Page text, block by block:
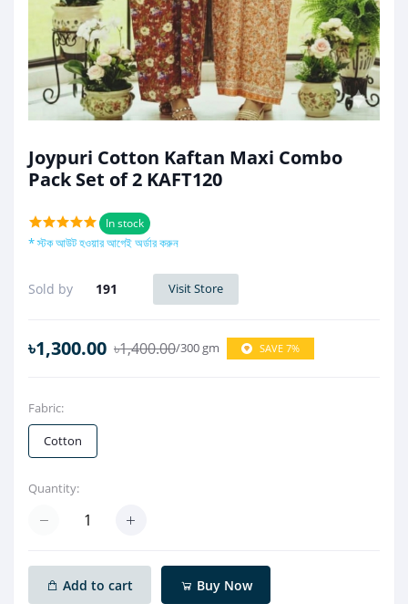
Joypuri Cotton Kaftan Maxi Combo
Pack Set of 2 KAFT120
In stock
* স্টক আউট হওয়ার আগেই অর্ডার করুন
Sold by 191 Visit Store
৳1,300.00 ৳1,400.00/300 gm SAVE 7%
Fabric:
Cotton
Quantity:
Add to cart Buy Now